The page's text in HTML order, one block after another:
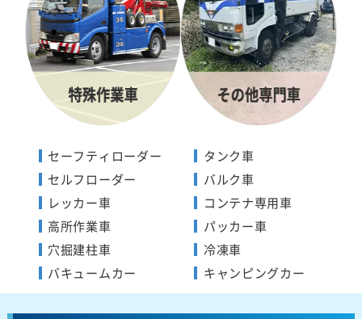
セーフティローダー
セルフローダー
レッカー車
高所作業車
穴掘建柱車
バキュームカー
タンク車
バルク車
コンテナ専用車
パッカー車
冷凍車
キャンピングカー